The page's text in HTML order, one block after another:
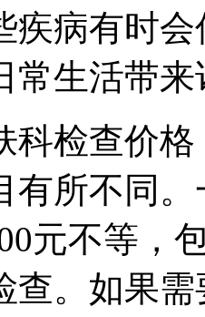
疾病有时
常生活带
科检查价
有所不同
元不等，
查。如果